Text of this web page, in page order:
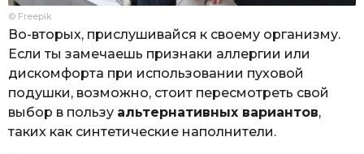
© Freepik
Во-вторых, прислушивайся к своему организму.
Если ты замечаешь признаки аллергии или
дискомфорта при использовании пуховой
подушки, возможно, стоит пересмотреть свой
выбор в пользу альтернативных вариантов,
таких как синтетические наполнители.